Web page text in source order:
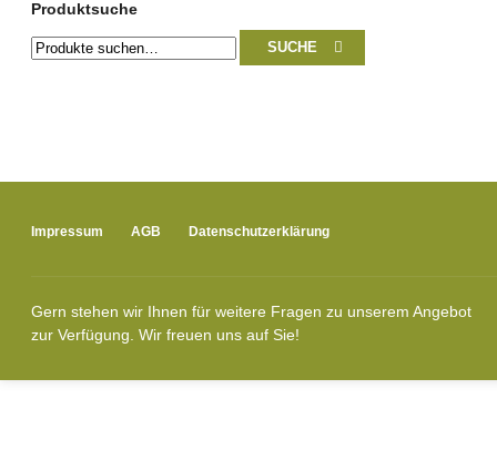
Produktsuche
Suche
nach:
SUCHE
Impressum AGB Datenschutzerklärung
Gern stehen wir Ihnen für weitere Fragen zu unserem Angebot
zur Verfügung. Wir freuen uns auf Sie!